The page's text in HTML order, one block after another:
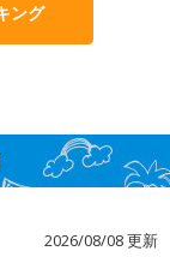
ング
2026/08/08 更新